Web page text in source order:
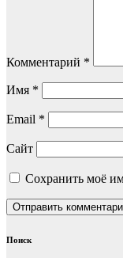
Комментарий *
Имя *
Email *
Сайт
Сохранить моё
Поиск